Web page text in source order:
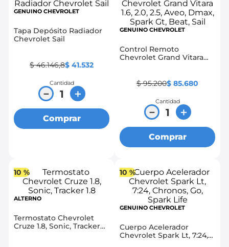
GENUINO CHEVROLET
Tapa Depósito Radiador
Chevrolet Sail
$ 46.146,8$ 41.532
Cantidad
＋
－
Comprar
GENUINO CHEVROLET
Control Remoto
Chevrolet Grand Vitara
$ 95.200$ 85.680
Cantidad
＋
－
Comprar
10 %
ALTERNO
Termostato Chevrolet
Cruze 1.8, Sonic, Tracker
10 %
GENUINO CHEVROLET
Cuerpo Acelerador
Chevrolet Spark Lt, 7:24,